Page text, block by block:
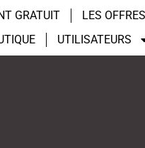
GRATUIT
LES OFFRES
UTILISATEURS